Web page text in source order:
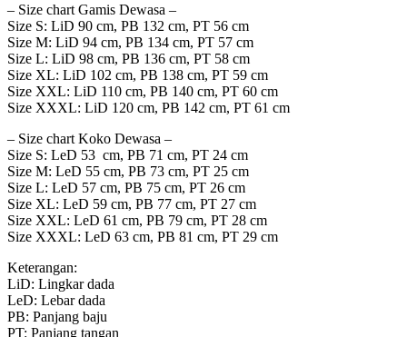
– Size chart Gamis Dewasa –
Size S: LiD 90 cm, PB 132 cm, PT 56 cm
Size M: LiD 94 cm, PB 134 cm, PT 57 cm
Size L: LiD 98 cm, PB 136 cm, PT 58 cm
Size XL: LiD 102 cm, PB 138 cm, PT 59 cm
Size XXL: LiD 110 cm, PB 140 cm, PT 60 cm
Size XXXL: LiD 120 cm, PB 142 cm, PT 61 cm
– Size chart Koko Dewasa –
Size S: LeD 53 cm, PB 71 cm, PT 24 cm
Size M: LeD 55 cm, PB 73 cm, PT 25 cm
Size L: LeD 57 cm, PB 75 cm, PT 26 cm
Size XL: LeD 59 cm, PB 77 cm, PT 27 cm
Size XXL: LeD 61 cm, PB 79 cm, PT 28 cm
Size XXXL: LeD 63 cm, PB 81 cm, PT 29 cm
Keterangan:
LiD: Lingkar dada
LeD: Lebar dada
PB: Panjang baju
PT: Panjang tangan